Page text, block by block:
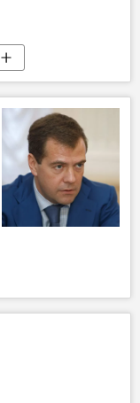
Медведев дал интервью телеканалу ПИК и российским СМИ
Медведев дал интервью телеканалу ПИК и российским СМИ